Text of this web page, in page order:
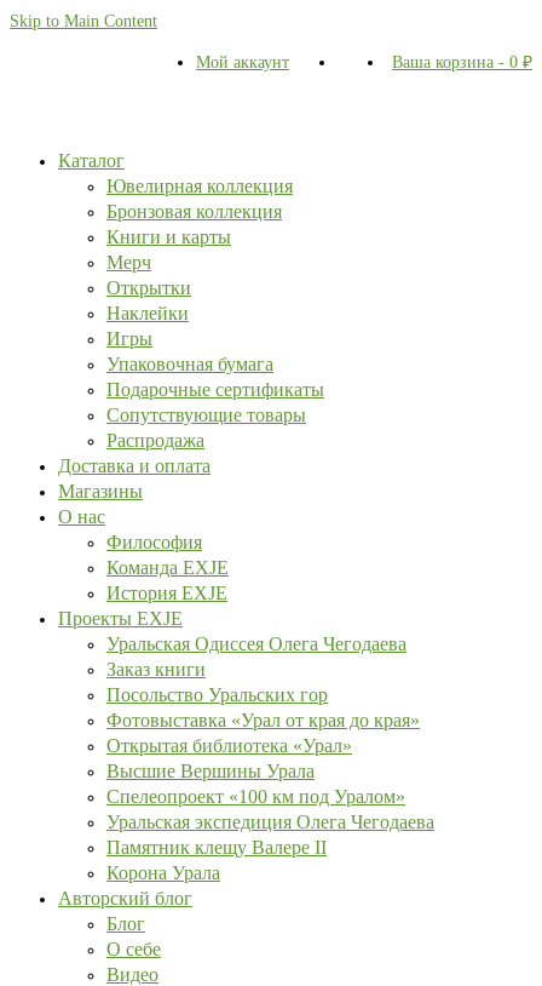
Skip to Main Content
Мой аккаунт Ваша корзина - 0 ₽
Каталог
Ювелирная коллекция
Бронзовая коллекция
Книги и карты
Мерч
Открытки
Наклейки
Игры
Упаковочная бумага
Подарочные сертификаты
Сопутствующие товары
Распродажа
Доставка и оплата
Магазины
О нас
Философия
Команда EXJE
История EXJE
Проекты EXJE
Уральская Одиссея Олега Чегодаева
Заказ книги
Посольство Уральских гор
Фотовыставка «Урал от края до края»
Открытая библиотека «Урал»
Высшие Вершины Урала
Спелеопроект «100 км под Уралом»
Уральская экспедиция Олега Чегодаева
Памятник клещу Валере II
Корона Урала
Авторский блог
Блог
О себе
Видео